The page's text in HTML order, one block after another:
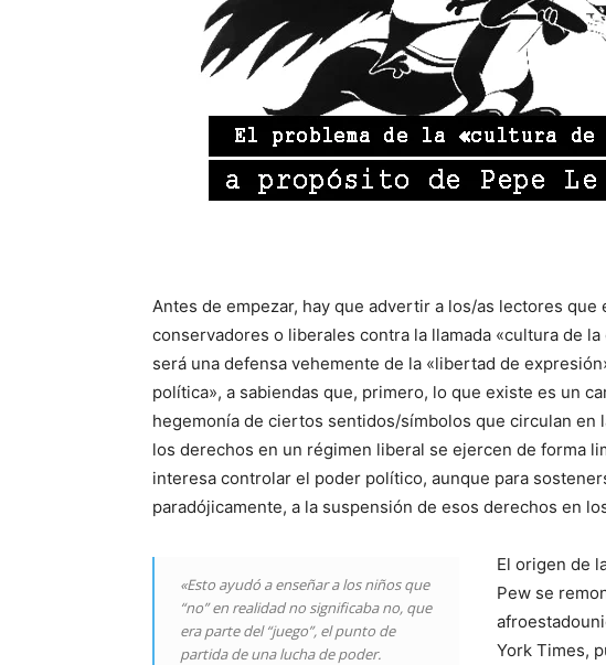
Antes de empezar, hay que advertir a los/as lectores
conservadores o liberales contra la llamada «cultura de
será una defensa vehemente de la «libertad de
política», a sabiendas que, primero, lo que existe es un
hegemonía de ciertos sentidos/símbolos que circulan en
los derechos en un régimen liberal se ejercen de forma
interesa controlar el poder político, aunque para
paradójicamente, a la suspensión de esos derechos en
«Esto ayudó a enseñar a los niños que
“no” en realidad no significaba no, que
era parte del “juego”, el punto de
partida de una lucha de poder.
El origen de
Pew se
York Times,